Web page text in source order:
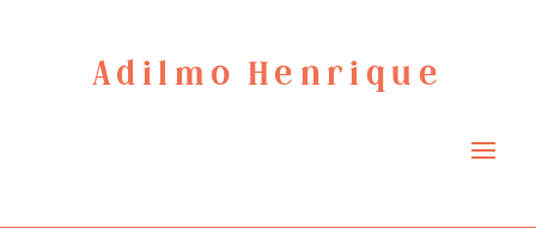
Adilmo Henrique